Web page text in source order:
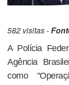
582 visitas -
A Polícia
Agência
como